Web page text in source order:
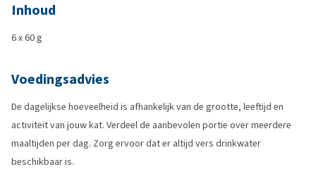
Inhoud
6 x 60 g
Voedingsadvies
De dagelijkse hoeveelheid is afhankelijk van de grootte, leeftijd en
activiteit van jouw kat. Verdeel de aanbevolen portie over meerdere
maaltijden per dag. Zorg ervoor dat er altijd vers drinkwater
beschikbaar is.